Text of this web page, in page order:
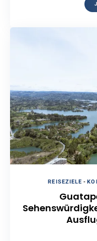
REISEZIELE -